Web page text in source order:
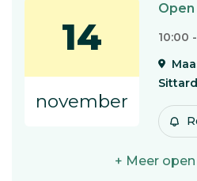
14
november
10:00
Sittard
+ Meer